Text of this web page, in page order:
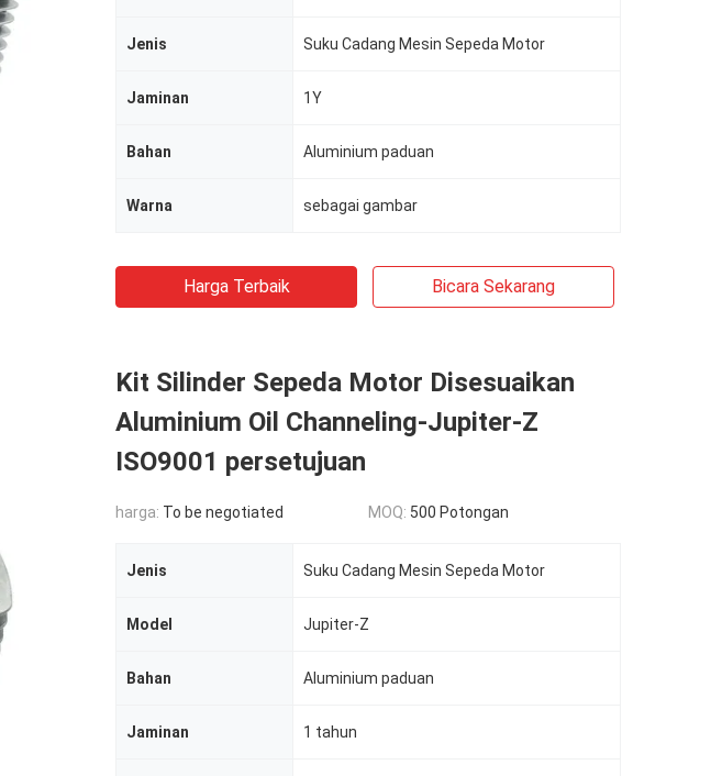
Jenis Suku Cadang Mesin Sepeda Motor
Jaminan 1Y
Bahan Aluminium paduan
Warna sebagai gambar
Harga Terbaik Bicara Sekarang
Kit Silinder Sepeda Motor Disesuaikan
Aluminium Oil Channeling-Jupiter-Z
ISO9001 persetujuan
harga: To be negotiated MOQ: 500 Potongan
Jenis Suku Cadang Mesin Sepeda Motor
Model Jupiter-Z
Bahan Aluminium paduan
Jaminan 1 tahun